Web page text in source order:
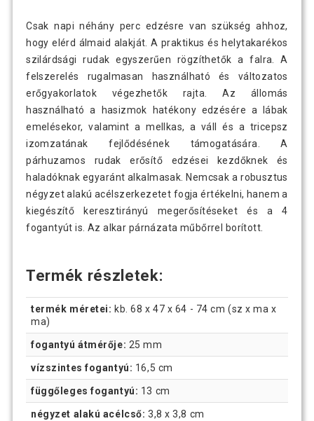
Csak napi néhány perc edzésre van szükség ahhoz,
hogy elérd álmaid alakját. A praktikus és helytakarékos
szilárdsági rudak egyszerűen rögzíthetők a falra. A
felszerelés rugalmasan használható és változatos
erőgyakorlatok végezhetők rajta. Az állomás
használható a hasizmok hatékony edzésére a lábak
emelésekor, valamint a mellkas, a váll és a tricepsz
izomzatának fejlődésének támogatására. A
párhuzamos rudak erősítő edzései kezdőknek és
haladóknak egyaránt alkalmasak. Nemcsak a robusztus
négyzet alakú acélszerkezetet fogja értékelni, hanem a
kiegészítő keresztirányú megerősítéseket és a 4
fogantyút is. Az alkar párnázata műbőrrel borított.
Termék részletek:
termék méretei: kb. 68 x 47 x 64 - 74 cm (sz x ma x
ma)
fogantyú átmérője: 25 mm
vízszintes fogantyú: 16,5 cm
függőleges fogantyú: 13 cm
négyzet alakú acélcső: 3,8 x 3,8 cm